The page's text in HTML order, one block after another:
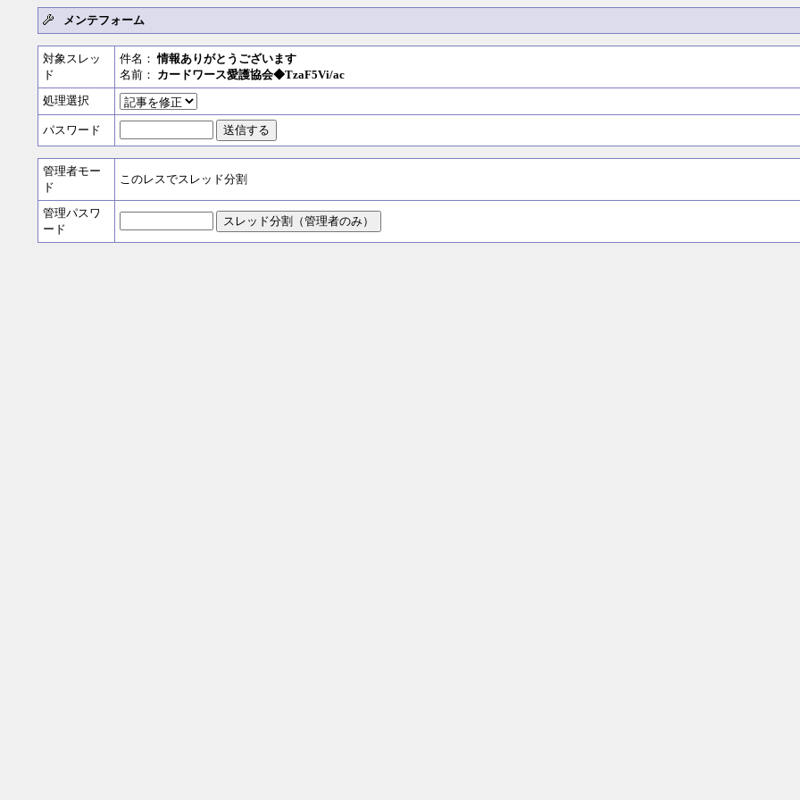
メンテフォーム
対象スレッ
ド
件名：情報ありがとうございます
名前： カードワース愛護協会◆TzaF5Vi/ac
処理選択
パスワード
管理者モー
ド
このレスでスレッド分割
管理パスワ
ード